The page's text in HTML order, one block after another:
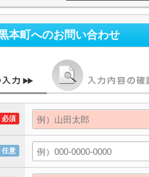
本町へのお問い合わせ
必須
任意